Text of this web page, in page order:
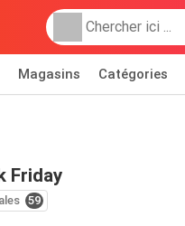
Magasins Catégories
Friday
59